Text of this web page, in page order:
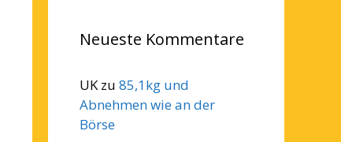
Neueste Kommentare
UKzu 85,1kg und
Abnehmen wie an der
Börse